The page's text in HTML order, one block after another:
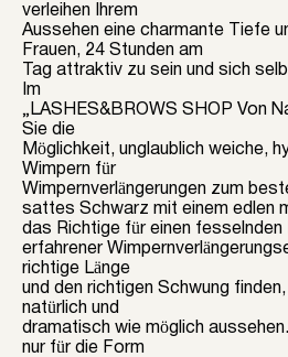
verleihen Ihrem
Aussehen eine charmante Tiefe
Frauen, 24 Stunden am
Tag attraktiv zu sein und sich
Im
„LASHES&BROWS SHOP Von
Sie die
Möglichkeit, unglaublich weiche,
Wimpern für
Wimpernverlängerungen zum
sattes Schwarz mit einem edlen
das Richtige für einen fesselnden
erfahrener
richtige Länge
und den richtigen Schwung
natürlich und
dramatisch wie möglich
nur für die Form